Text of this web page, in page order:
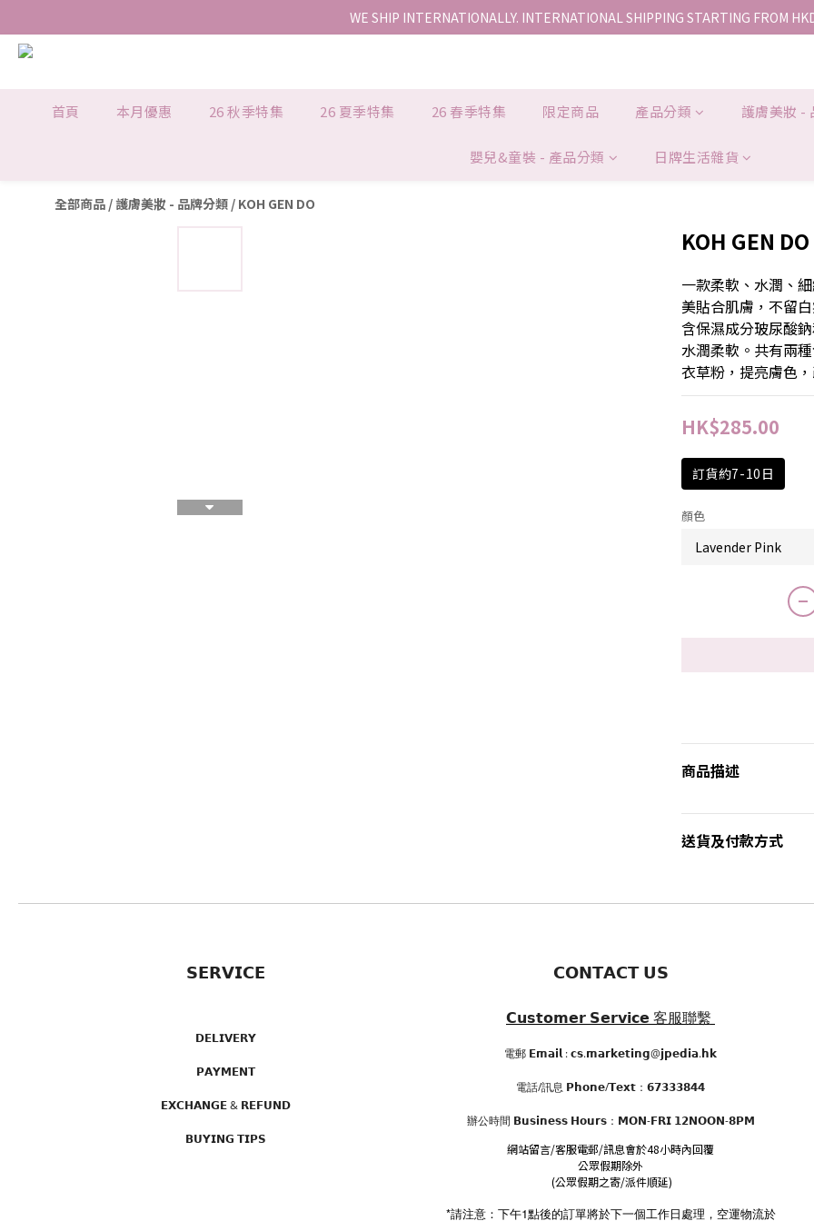
香港地區全店免運。免運費適用於香港順豐站、營業點或智能櫃取件。
WE SHIP INTERNATIONALLY. INTERNATIONAL SHIPPING STARTING FROM
首頁 本月優惠 26 秋季特集 26 夏季特集 26 春季特集 限定商品 產品分類 護膚美妝 -
嬰兒&童裝 - 產品分類 日牌生活雜貨
全部商品 /護膚美妝 - 品牌分類 / KOH GEN DO
KOH GEN
一款柔軟、水潤、
美貼合肌膚，不留
含保濕成分玻尿酸
水潤柔軟。共有兩
衣草粉，提亮膚色
HK$285.00
訂貨約7-10日
顏色
商品描述
送貨及付款方式
𝗦𝗘𝗥𝗩𝗜𝗖𝗘
𝗗𝗘𝗟𝗜𝗩𝗘𝗥𝗬
𝗣𝗔𝗬𝗠𝗘𝗡𝗧
𝗘𝗫𝗖𝗛𝗔𝗡𝗚𝗘 & 𝗥𝗘𝗙𝗨𝗡𝗗
𝗕𝗨𝗬𝗜𝗡𝗚 𝗧𝗜𝗣𝗦
𝗖𝗢𝗡𝗧𝗔𝗖𝗧 𝗨𝗦
𝗖𝘂𝘀𝘁𝗼𝗺𝗲𝗿 𝗦𝗲𝗿𝘃𝗶𝗰𝗲 客服聯繫
電郵 𝗘𝗺𝗮𝗶𝗹 : 𝗰𝘀.𝗺𝗮𝗿𝗸𝗲𝘁𝗶𝗻𝗴@𝗷𝗽𝗲𝗱𝗶𝗮.𝗵𝗸
電話/訊息 𝗣𝗵𝗼𝗻𝗲/𝗧𝗲𝘅𝘁：𝟲𝟳𝟯𝟯𝟯𝟴𝟰𝟰
辦公時間 𝗕𝘂𝘀𝗶𝗻𝗲𝘀𝘀 𝗛𝗼𝘂𝗿𝘀：𝗠𝗢𝗡-𝗙𝗥𝗜 𝟭𝟮𝗡𝗢𝗢𝗡-𝟴𝗣𝗠
網站留言/客服電郵/訊息會於48小時內回覆
公眾假期除外
(公眾假期之寄/派件順延)
*請注意：下午1點後的訂單將於下一個工作日處理，空運物流於